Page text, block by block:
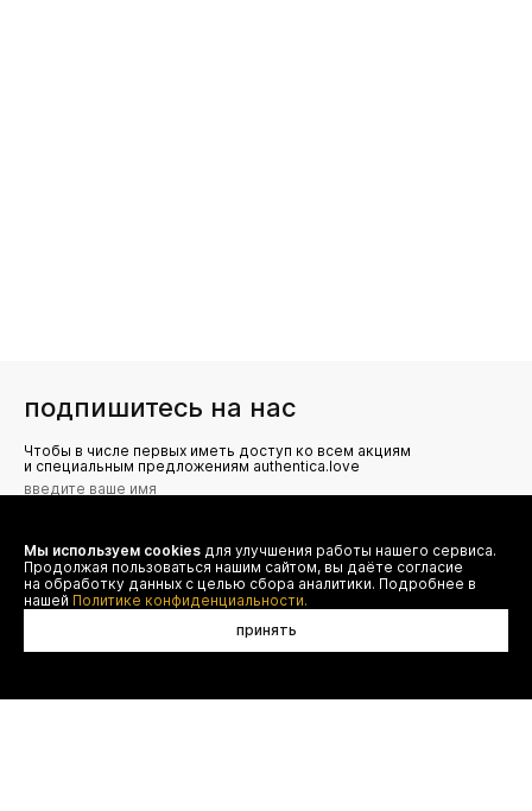
подпишитесь на нас
Чтобы в числе первых иметь доступ ко всем акциям
и специальным предложениям authentica.love
Я даю согласие на сбор, обработку и хранение моих
персональных данных (имя, email, телефон) для получения
рекламных и информационных рассылок от ООО 'БТ
Юнайтед', а также ознакомлен(а) с
Политикой конфиденциальности
Мы используем cookies для улучшения работы нашего сервиса.
Продолжая пользоваться нашим сайтом, вы даёте согласие
на обработку данных с целью сбора аналитики. Подробнее в
нашей Политике конфиденциальности.
принять